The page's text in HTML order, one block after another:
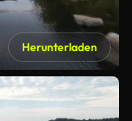
Herunterladen